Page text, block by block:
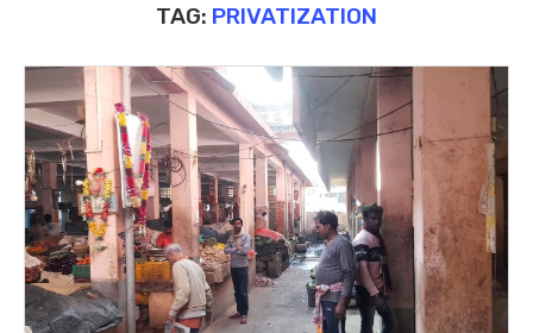
TAG: PRIVATIZATION